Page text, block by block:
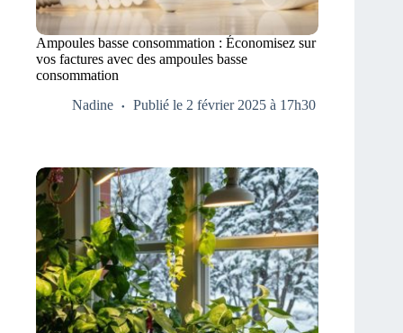
Ampoules basse consommation : Économisez sur
vos factures avec des ampoules basse
consommation
Nadine
Publié le 2 février 2025 à 17h30